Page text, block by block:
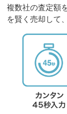
複数社の査定額
を賢く売却して